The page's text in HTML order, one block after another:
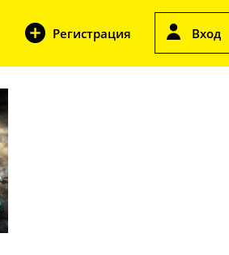
Регистрация Вход